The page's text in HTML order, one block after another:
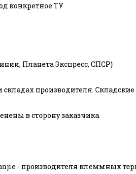
конкретное ТУ
Планета Экспресс, СПСР)
производителя.
в сторону заказчика.
- производителя клеммных